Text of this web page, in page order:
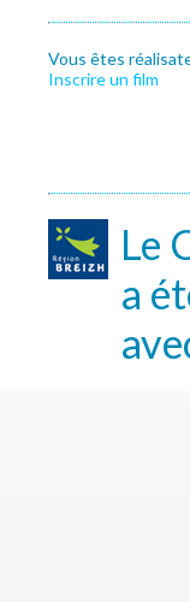
Vous êtes
Inscrire un film
Le
a